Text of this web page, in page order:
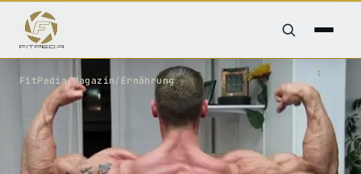
FitPedia/Magazin/ Ernährung